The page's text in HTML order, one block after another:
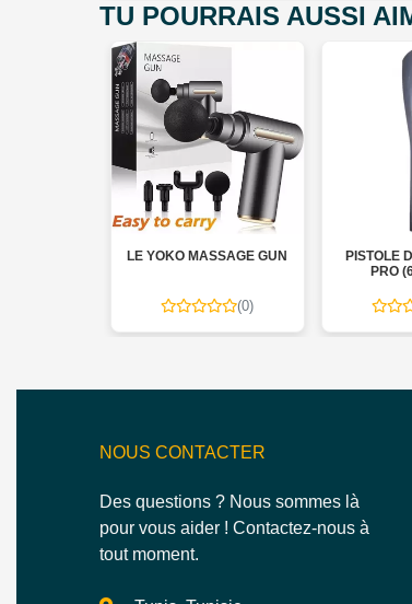
TU POURRAIS AUSSI
LE YOKO MASSAGE GUN
(0)
PISTOLE
PRO
NOUS CONTACTER
Des questions ? Nous sommes là
pour vous aider ! Contactez-nous à
tout moment.